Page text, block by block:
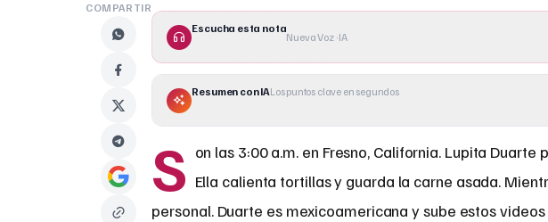
COMPARTIR
Escucha esta nota
Nueva Voz · IA
Resumen con IALos puntos clave en segundos
S on las 3:00 a.m. en Fresno, California. Lupita
Ella calienta tortillas y guarda la carne asada.
personal. Duarte es mexicoamericana y sube estos